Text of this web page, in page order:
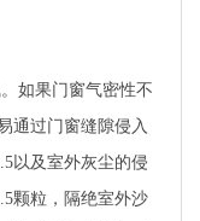
如果门窗气密性不
通过门窗缝隙侵入
以及室外灰尘的侵
颗粒，隔绝室外沙